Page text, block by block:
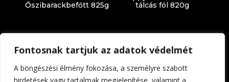
Fontosnak tartjuk az adatok védelmét
A böngészési élmény fokozása, a személyre szabott
Őszibarackbefőtt 825g
tálcás fól 820g